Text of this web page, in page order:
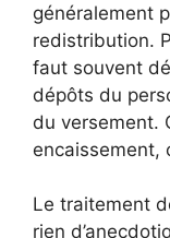
généralement
redistribution.
faut souvent
dépôts du
du versement.
encaissement,
Le traitement
rien